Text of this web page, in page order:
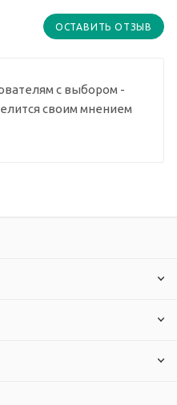
ОСТАВИТЬ ОТЗЫВ
с выбором -
своим мнением